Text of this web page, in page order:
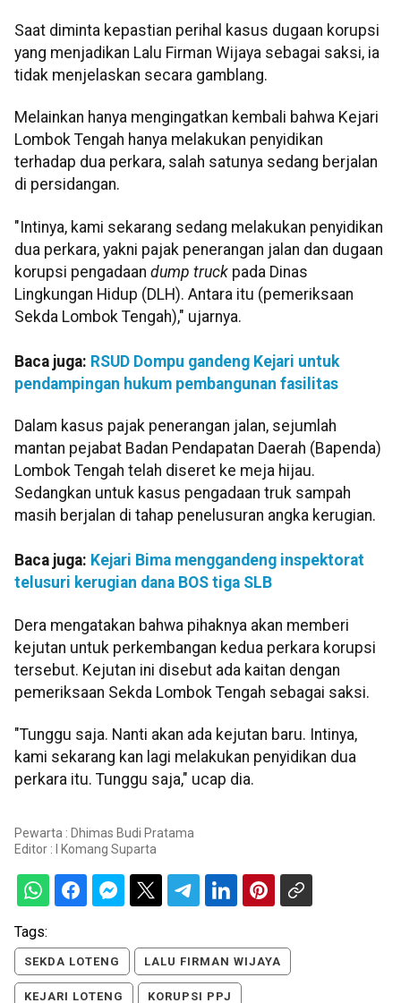
Saat diminta kepastian perihal kasus dugaan korupsi
yang menjadikan Lalu Firman Wijaya sebagai saksi, ia
tidak menjelaskan secara gamblang.
Melainkan hanya mengingatkan kembali bahwa Kejari
Lombok Tengah hanya melakukan penyidikan
terhadap dua perkara, salah satunya sedang berjalan
di persidangan.
"Intinya, kami sekarang sedang melakukan penyidikan
dua perkara, yakni pajak penerangan jalan dan dugaan
korupsi pengadaan dump truck pada Dinas
Lingkungan Hidup (DLH). Antara itu (pemeriksaan
Sekda Lombok Tengah)," ujarnya.
Baca juga: RSUD Dompu gandeng Kejari untuk
pendampingan hukum pembangunan fasilitas
Dalam kasus pajak penerangan jalan, sejumlah
mantan pejabat Badan Pendapatan Daerah (Bapenda)
Lombok Tengah telah diseret ke meja hijau.
Sedangkan untuk kasus pengadaan truk sampah
masih berjalan di tahap penelusuran angka kerugian.
Baca juga: Kejari Bima menggandeng inspektorat
telusuri kerugian dana BOS tiga SLB
Dera mengatakan bahwa pihaknya akan memberi
kejutan untuk perkembangan kedua perkara korupsi
tersebut. Kejutan ini disebut ada kaitan dengan
pemeriksaan Sekda Lombok Tengah sebagai saksi.
"Tunggu saja. Nanti akan ada kejutan baru. Intinya,
kami sekarang kan lagi melakukan penyidikan dua
perkara itu. Tunggu saja," ucap dia.
Pewarta : Dhimas Budi Pratama
Editor :
I Komang Suparta
Tags:
SEKDA LOTENG LALU FIRMAN WIJAYA
KEJARI LOTENG KORUPSI PPJ